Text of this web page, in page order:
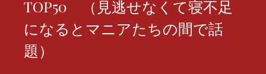
TOP50 （見逃せなくて寝不足
になるとマニアたちの間で話
題）